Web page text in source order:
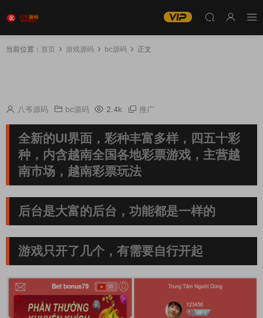
当前位置： 首页 游戏源码 bc源码 正文
八爷源码 bc源码 2.4k 推广
全新的UI界面，彩种丰富多样，四五十彩
种，内含越南全国各地彩票游戏，主营越
南市场，越南彩票玩法
后台是大富的后台，功能都是一样的
游戏只开了几个，有需要自行开起